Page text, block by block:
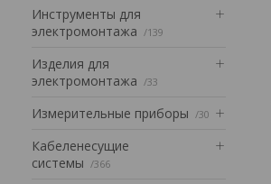
Инструменты для
электромонтажа
139
Изделия для
электромонтажа
33
Измерительные приборы 30
Кабеленесущие
системы
366